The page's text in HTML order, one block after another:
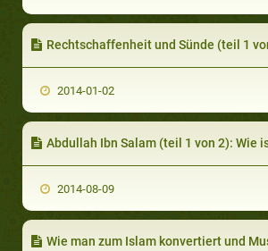
Rechtschaffenheit und Sünde (teil 1 von 2):
2014-01-02
Abdullah Ibn Salam (teil 1 von 2): Wie
2014-08-09
Wie man zum Islam konvertiert und